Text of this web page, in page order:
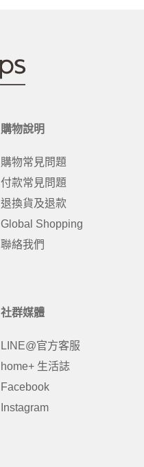
購物說明
購物常見問題
付款常見問題
退換貨及退款
Global Shopping
聯絡我們
社群媒體
LINE@官方客服
home+ 生活誌
Facebook
Instagram